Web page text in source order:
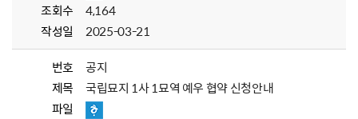
조회수
4,164
작성일
2025-03-21
번호
공지
제목
국립묘지 1사 1묘역 예우 협약 신청안내
파일